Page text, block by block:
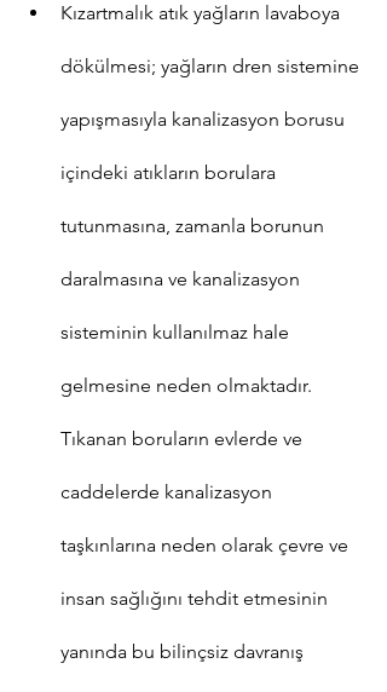
Kızartmalık atık yağların lavaboya
dökülmesi; yağların dren sistemine
yapışmasıyla kanalizasyon borusu
içindeki atıkların borulara
tutunmasına, zamanla borunun
daralmasına ve kanalizasyon
sisteminin kullanılmaz hale
gelmesine neden olmaktadır.
Tıkanan boruların evlerde ve
caddelerde kanalizasyon
taşkınlarına neden olarak çevre ve
insan sağlığını tehdit etmesinin
yanında bu bilinçsiz davranış